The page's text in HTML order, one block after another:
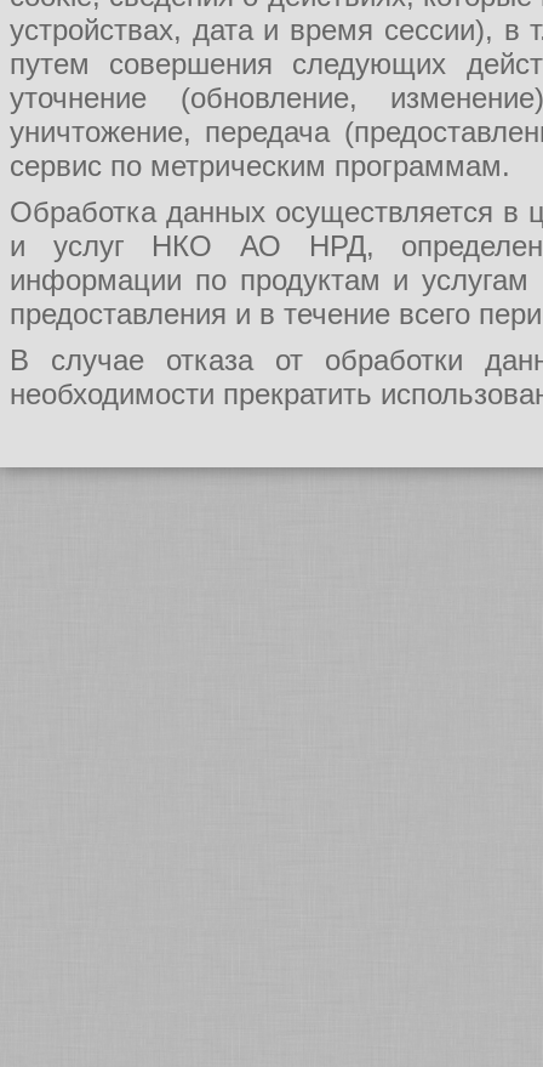
устройствах, дата и время сессии), в
путем совершения следующих
уточнение (обновление,
уничтожение, передача
сервис по метрическим программам.
Обработка данных осуществляется в
и услуг НКО АО НРД, определения
информации по продуктам и
предоставления и в течение всего
В случае отказа от обработки
необходимости прекратить